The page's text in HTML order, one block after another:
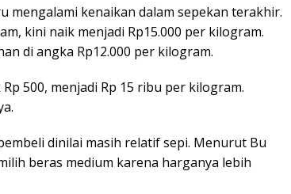
mengalami kenaikan dalam sepekan terakhir.
kini naik menjadi Rp15.000 per kilogram.
di angka Rp12.000 per kilogram.
500, menjadi Rp 15 ribu per kilogram.
dinilai masih relatif sepi. Menurut Bu
beras medium karena harganya lebih